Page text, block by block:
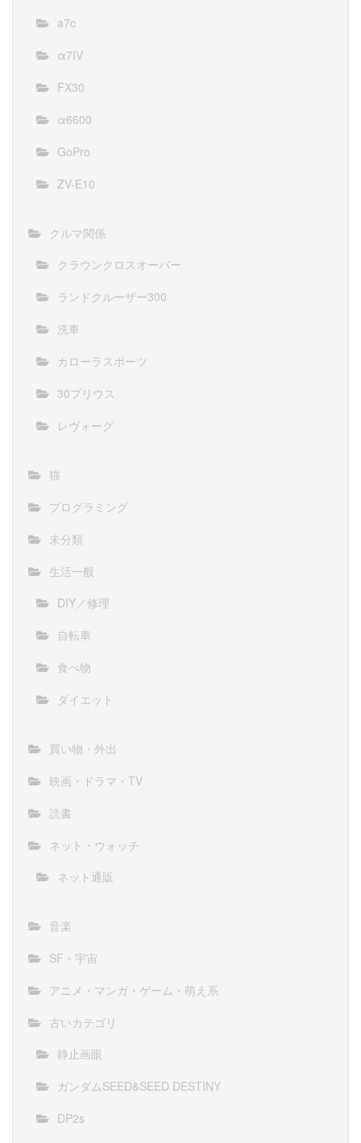
a7c
α7IV
FX30
α6600
GoPro
ZV-E10
クルマ関係
クラウンクロスオーバー
ランドクルーザー300
洗車
カローラスポーツ
30プリウス
レヴォーグ
猫
プログラミング
未分類
生活一般
DIY／修理
自転車
食べ物
ダイエット
買い物・外出
映画・ドラマ・TV
読書
ネット・ウォッチ
ネット通販
音楽
SF・宇宙
アニメ・マンガ・ゲーム・萌え系
古いカテゴリ
静止画眼
ガンダムSEED&SEED DESTINY
DP2s